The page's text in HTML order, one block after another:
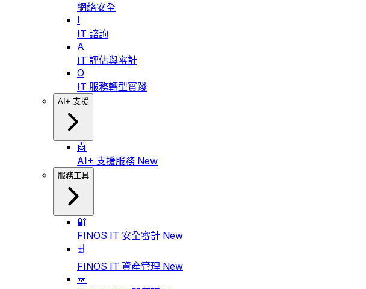
網絡安全
I
IT 諮詢
A
IT 評估與審計
O
IT 服務轉型實踐
AI+ 支援
🤖
AI+ 支援服務 New
服務工具
🔐
FINOS IT 安全審計 New
🗄️
FINOS IT 資產管理 New
🎫